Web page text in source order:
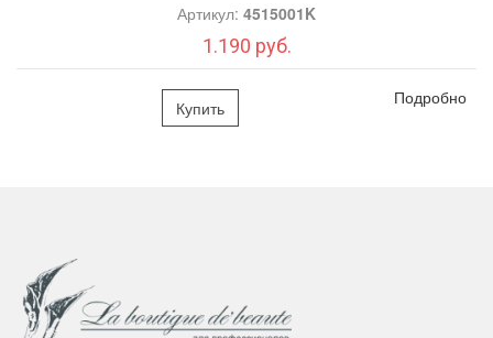
Артикул: 4515001K
1.190 руб.
Купить Подробно